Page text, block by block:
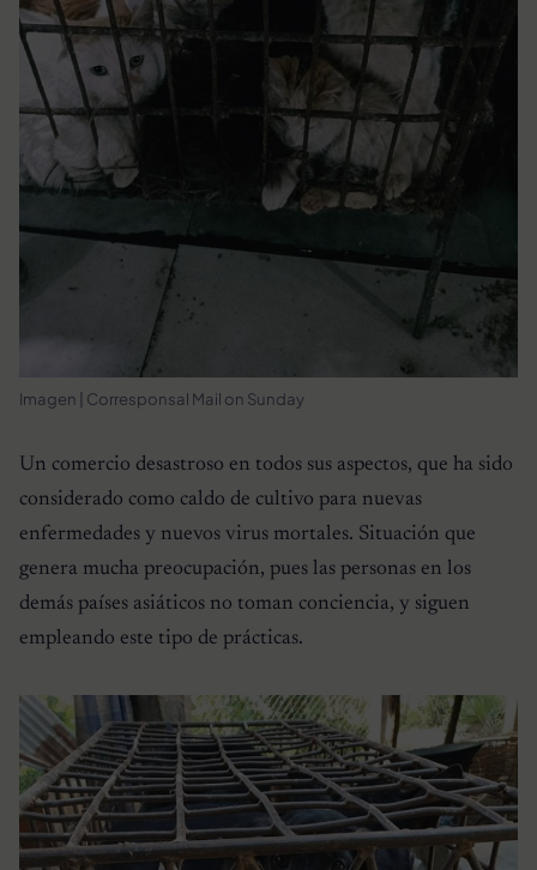
Imagen | Corresponsal Mail on Sunday
Un comercio desastroso en todos sus aspectos, que ha sido
considerado como caldo de cultivo para nuevas
enfermedades y nuevos virus mortales. Situación que
genera mucha preocupación, pues las personas en los
demás países asiáticos no toman conciencia, y siguen
empleando este tipo de prácticas.